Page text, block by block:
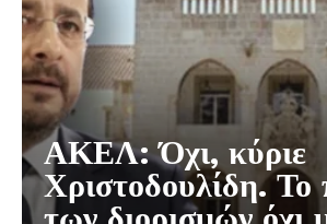
ΑΚΕΛ: Όχι, κύριε
Χριστοδουλίδη. Το